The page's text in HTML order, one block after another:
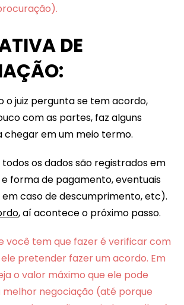
DE
o juiz pergunta se tem acordo,
com as partes, faz alguns
chegar em um meio termo.
todos os dados são registrados em
forma de pagamento, eventuais
caso de descumprimento, etc).
, aí acontece o próximo passo.
você tem que fazer é verificar com
pretender fazer um acordo. Em
o valor máximo que ele pode
negociação (até porque